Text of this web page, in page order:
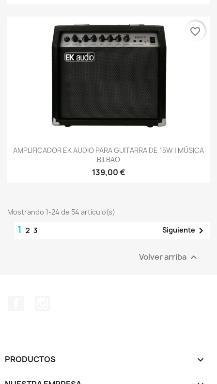
AMPLIFICADOR EK AUDIO PARA GUITARRA DE 15W | MÚSICA
BILBAO
139,00 €
favorite_border
Mostrando 1-24 de 54 artículo(s)
1 2 3 Siguiente 
Volver arriba 
PRODUCTOS 